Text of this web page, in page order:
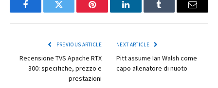
FacebookTwitter Pinterest LinkedInTumblr Email
PREVIOUS ARTICLE
Recensione TVS Apache RTX
300: specifiche, prezzo e
prestazioni
NEXT ARTICLE
Pitt assume Ian Walsh come
capo allenatore di nuoto